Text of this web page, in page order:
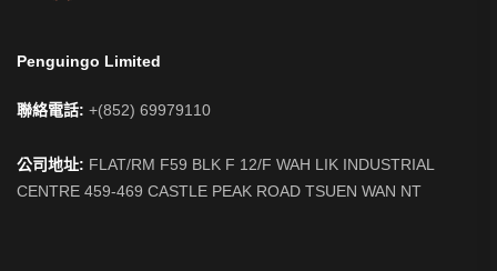
Penguingo Limited
聯絡電話: +(852) 69979110
公司地址: FLAT/RM F59 BLK F 12/F WAH LIK INDUSTRIAL
CENTRE 459-469 CASTLE PEAK ROAD TSUEN WAN NT